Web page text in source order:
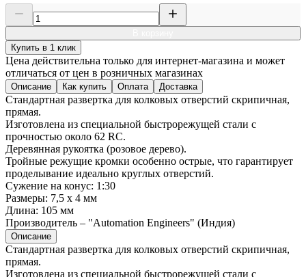
Купить в 1 клик
Цена действительна только для интернет-магазина и может
отличаться от цен в розничных магазинах
Описание Как купить Оплата Доставка
Стандартная развертка для колковых отверстий скрипичная,
прямая.
Изготовлена из специальной быстрорежущей стали с
прочностью около 62 RC.
Деревянная рукоятка (розовое дерево).
Тройные режущие кромки особенно острые, что гарантирует
проделывание идеально круглых отверстий.
Сужение на конус: 1:30
Размеры: 7,5 х 4 мм
Длина: 105 мм
Производитель – "Automation Engineers" (Индия)
Описание
Стандартная развертка для колковых отверстий скрипичная,
прямая.
Изготовлена из специальной быстрорежущей стали с